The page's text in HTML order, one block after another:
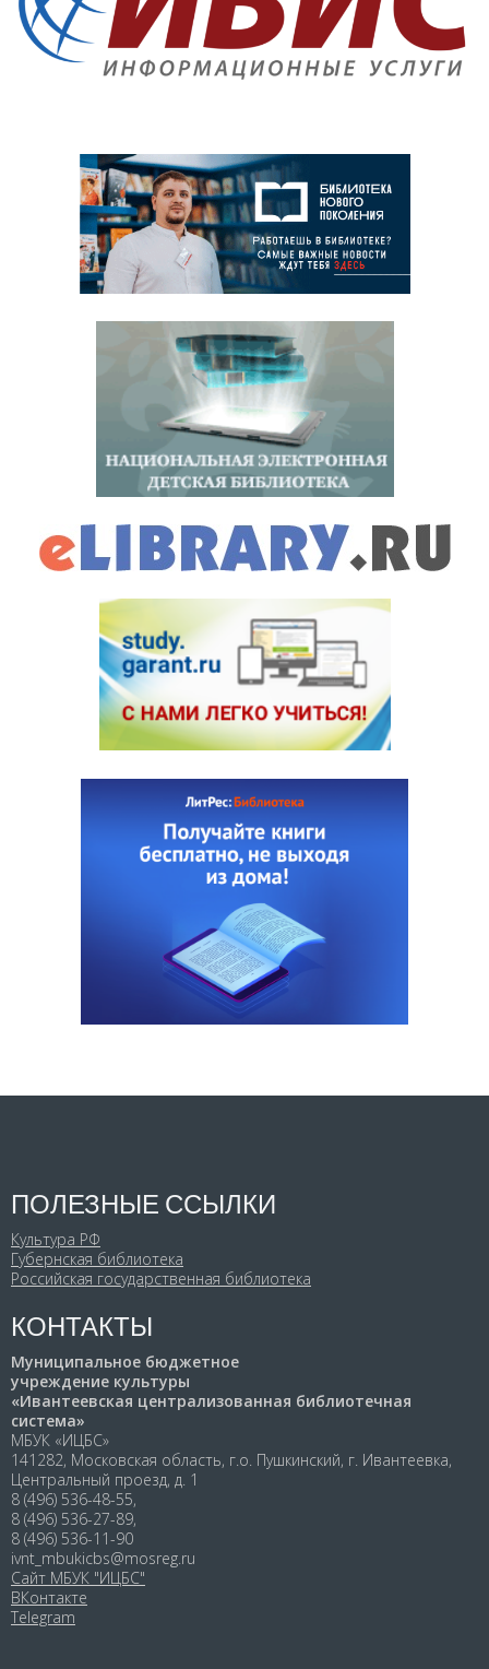
ПОЛЕЗНЫЕ ССЫЛКИ
Культура РФ
Губернская библиотека
Российская государственная библиотека
КОНТАКТЫ
Муниципальное бюджетное
учреждение культуры
«Ивантеевская централизованная библиотечная
система»
МБУК «ИЦБС»
141282, Московская область, г.о. Пушкинский, г. Ивантеевка,
Центральный проезд, д. 1
8 (496) 536-48-55,
8 (496) 536-27-89,
8 (496) 536-11-90
ivnt_mbukicbs@mosreg.ru
Сайт МБУК "ИЦБС"
ВКонтакте
Telegram